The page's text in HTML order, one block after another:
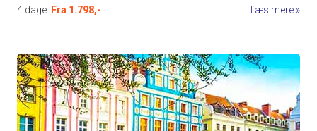
4 dage Fra 1.798,- Læs mere